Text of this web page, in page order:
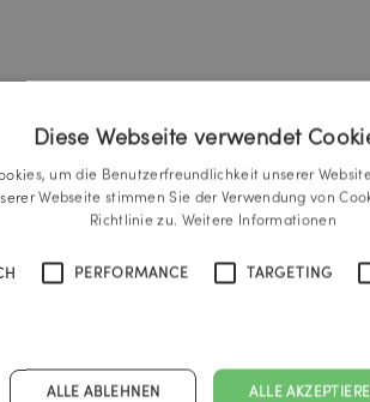
Diese Webseite verwendet
um die Benutzerfreundlichkeit unserer
Webseite stimmen Sie der Verwendung von
Richtlinie zu. Weitere Informationen
PERFORMANCE TARGETING
ALLE
ALLE ABLEHNEN